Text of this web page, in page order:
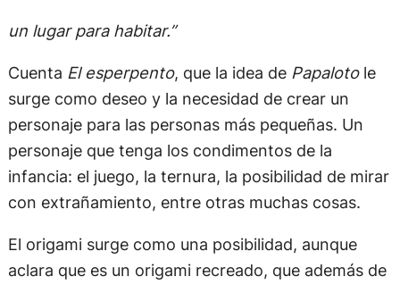
un lugar para habitar.”
Cuenta El esperpento, que la idea de Papaloto le
surge como deseo y la necesidad de crear un
personaje para las personas más pequeñas. Un
personaje que tenga los condimentos de la
infancia: el juego, la ternura, la posibilidad de mirar
con extrañamiento, entre otras muchas cosas.
El origami surge como una posibilidad, aunque
aclara que es un origami recreado, que además de